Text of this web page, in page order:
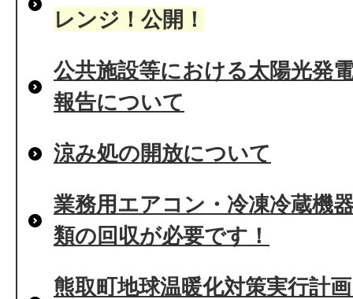
レンジ！公開！
公共施設等における太陽光発
報告について
涼み処の開放について
業務用エアコン・冷凍冷蔵機
類の回収が必要です！
熊取町地球温暖化対策実行計